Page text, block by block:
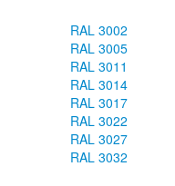
RAL 3002
RAL 3005
RAL 3011
RAL 3014
RAL 3017
RAL 3022
RAL 3027
RAL 3032